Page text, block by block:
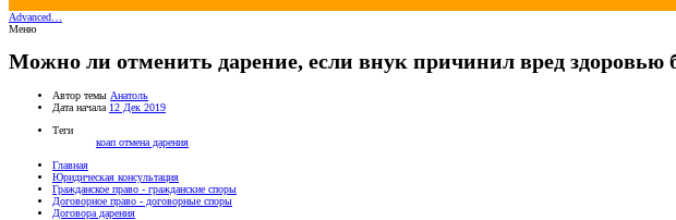
Advanced…
Меню
Можно ли отменить дарение, если внук причинил вред
Автор темы Анатоль
Дата начала 12 Дек 2019
Теги
коап отмена дарения
Главная
Юридическая консультация
Гражданское право - гражданские споры
Договорное право - договорные споры
Договора дарения